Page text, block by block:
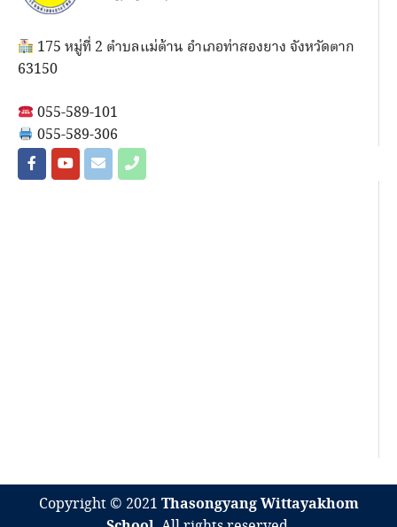
175 หมู่ที่ 2 ตำบลแม่ต้าน อำเภอท่าสองยาง จังหวัดตาก
63150
055-589-101
055-589-306
Copyright © 2021 Thasongyang Wittayakhom